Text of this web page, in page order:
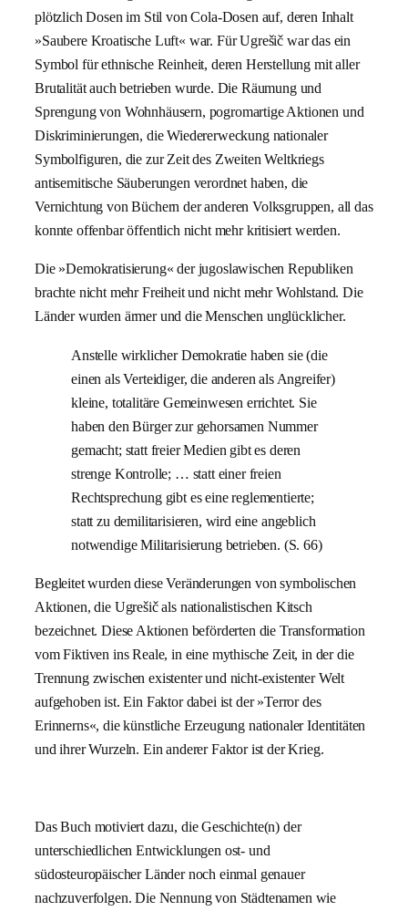
plötzlich Dosen im Stil von Cola-Dosen auf, deren Inhalt
»Saubere Kroatische Luft« war. Für Ugrešič war das ein
Symbol für ethnische Reinheit, deren Herstellung mit aller
Brutalität auch betrieben wurde. Die Räumung und
Sprengung von Wohnhäusern, pogromartige Aktionen und
Diskriminierungen, die Wiedererweckung nationaler
Symbolfiguren, die zur Zeit des Zweiten Weltkriegs
antisemitische Säuberungen verordnet haben, die
Vernichtung von Büchern der anderen Volksgruppen, all das
konnte offenbar öffentlich nicht mehr kritisiert werden.
Die »Demokratisierung« der jugoslawischen Republiken
brachte nicht mehr Freiheit und nicht mehr Wohlstand. Die
Länder wurden ärmer und die Menschen unglücklicher.
Anstelle wirklicher Demokratie haben sie (die
einen als Verteidiger, die anderen als Angreifer)
kleine, totalitäre Gemeinwesen errichtet. Sie
haben den Bürger zur gehorsamen Nummer
gemacht; statt freier Medien gibt es deren
strenge Kontrolle; … statt einer freien
Rechtsprechung gibt es eine reglementierte;
statt zu demilitarisieren, wird eine angeblich
notwendige Militarisierung betrieben. (S. 66)
Begleitet wurden diese Veränderungen von symbolischen
Aktionen, die Ugrešič als nationalistischen Kitsch
bezeichnet. Diese Aktionen beförderten die Transformation
vom Fiktiven ins Reale, in eine mythische Zeit, in der die
Trennung zwischen existenter und nicht-existenter Welt
aufgehoben ist. Ein Faktor dabei ist der »Terror des
Erinnerns«, die künstliche Erzeugung nationaler Identitäten
und ihrer Wurzeln. Ein anderer Faktor ist der Krieg.
Das Buch motiviert dazu, die Geschichte(n) der
unterschiedlichen Entwicklungen ost- und
südosteuropäischer Länder noch einmal genauer
nachzuverfolgen. Die Nennung von Städtenamen wie